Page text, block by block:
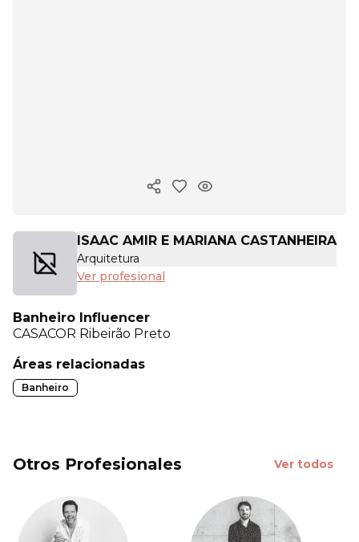
Copiar enlace
ISAAC AMIR E MARIANA CASTANHEIRA
Arquitetura
Ver profesional
Banheiro Influencer
CASACOR Ribeirão Preto
Áreas relacionadas
Banheiro
Otros Profesionales Ver todos